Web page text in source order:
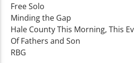
Free Solo
Minding the Gap
Hale County This Morning, This
Of Fathers and Son
RBG